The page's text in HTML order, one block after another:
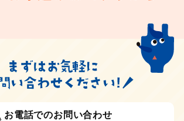
お電話でのお問い合わせ